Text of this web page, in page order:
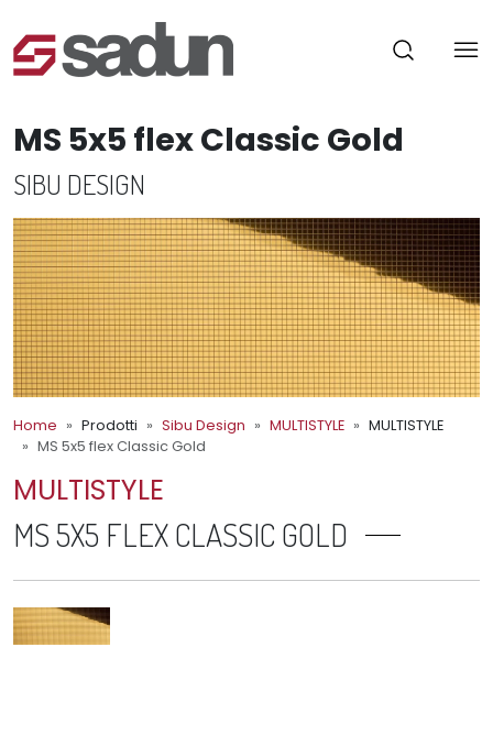
MS 5x5 flex Classic Gold
SIBU DESIGN
Home Prodotti Sibu Design MULTISTYLE
MULTISTYLE
MS 5x5 flex Classic Gold
MULTISTYLE
MS 5X5 FLEX CLASSIC GOLD